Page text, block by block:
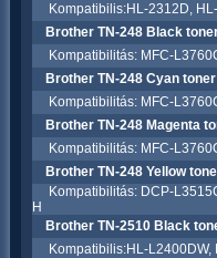
Kompatibilis:HL-2312D, HL-
Brother TN-248 Black
Kompatibilitás: MFC-
Brother TN-248 Cyan
Kompatibilitás: MFC-
Brother TN-248 Magenta
Kompatibilitás: MFC-
Brother TN-248 Yellow
Kompatibilitás: DCP-
H
Brother TN-2510 Black
Kompatibilis:HL-L2400DW,